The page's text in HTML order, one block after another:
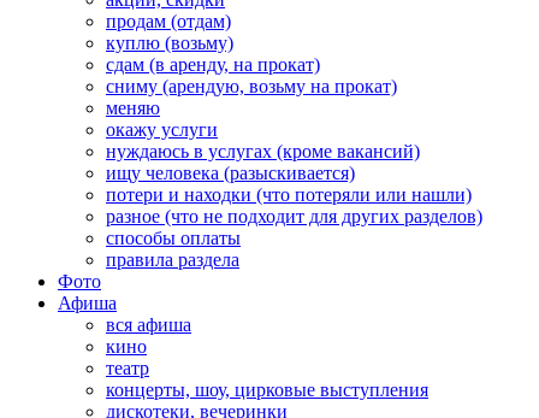
продам (отдам)
куплю (возьму)
сдам (в аренду, на прокат)
сниму (арендую, возьму на прокат)
меняю
окажу услуги
нуждаюсь в услугах (кроме вакансий)
ищу человека (разыскивается)
потери и находки (что потеряли или нашли)
разное (что не подходит для других разделов)
способы оплаты
правила раздела
Фото
Афиша
вся афиша
кино
театр
концерты, шоу, цирковые выступления
дискотеки, вечеринки